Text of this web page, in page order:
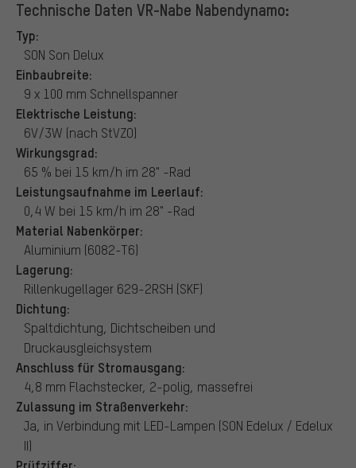
Technische Daten VR-Nabe Nabendynamo:
Typ:
SON Son Delux
Einbaubreite:
9 x 100 mm Schnellspanner
Elektrische Leistung:
6V/3W (nach StVZO)
Wirkungsgrad:
65 % bei 15 km/h im 28" -Rad
Leistungsaufnahme im Leerlauf:
0,4 W bei 15 km/h im 28" -Rad
Material Nabenkörper:
Aluminium (6082-T6)
Lagerung:
Rillenkugellager 629-2RSH (SKF)
Dichtung:
Spaltdichtung, Dichtscheiben und
Druckausgleichsystem
Anschluss für Stromausgang:
4,8 mm Flachstecker, 2-polig, massefrei
Zulassung im Straßenverkehr:
Ja, in Verbindung mit LED-Lampen (SON Edelux / Edelux
II)
Prüfziffer: